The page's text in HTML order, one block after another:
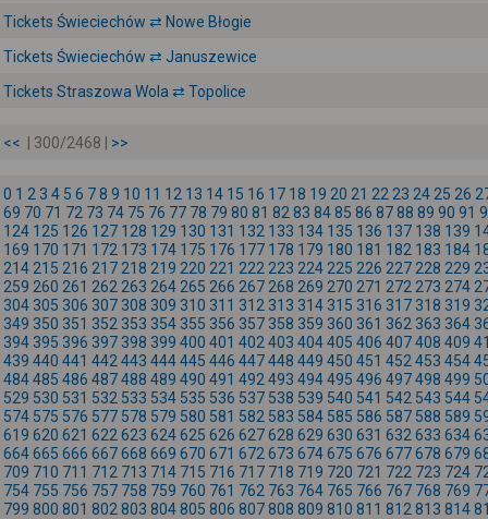
Tickets Świeciechów ⇄ Nowe Błogie
Tickets Świeciechów ⇄ Januszewice
Tickets Straszowa Wola ⇄ Topolice
<< | 300/2468 | >>
0 1 2 3 4 5 6 78 9 10 11 12 13 14 15 16 17 18 19 20 21 22 23 24 25 26
69 70 71 72 73 74 75 76 77 78 79 80 81 82 83 8485 86 8788 89 90 91
124 125 126 127 128 129 130 131 132 133 134 135 136 137 138 139
169 170 171 172 173 174 175 176 177 178 179 180 181 182 183 184
214 215 216 217 218 219 220 221 222 223 224 225 226 227 228 229
259 260 261 262 263 264 265 266 267 268 269 270 271 272 273 274
304 305 306 307 308 309 310 311 312 313 314 315 316 317 318 319
349 350 351 352 353 354 355 356 357 358 359 360 361 362 363 364
394 395 396 397 398 399 400 401 402 403 404405 406 407408 409
439 440 441 442 443 444445 446 447448 449 450 451 452 453 454
484485 486 487488 489 490 491 492 493 494495 496 497498 499
529 530 531 532 533 534 535 536 537 538 539 540 541 542 543 544
574 575 576 577 578 579 580 581 582 583 584 585 586 587 588 589
619 620 621 622 623 624625 626 627628 629 630 631 632 633 634
664665 666 667668 669 670 671 672 673 674675 676 677678 679
709 710 711 712 713 714 715 716 717 718 719 720 721 722 723 724
754 755 756 757 758 759 760 761 762 763 764 765 766 767 768 769
799 800 801 802 803 804805 806 807808 809 810 811 812 813 814